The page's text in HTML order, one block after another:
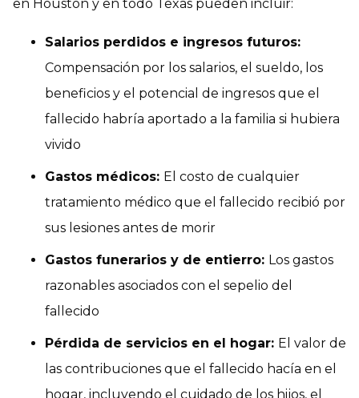
en Houston y en todo Texas pueden incluir:
Salarios perdidos e ingresos futuros:
Compensación por los salarios, el sueldo, los
beneficios y el potencial de ingresos que el
fallecido habría aportado a la familia si hubiera
vivido
Gastos médicos: El costo de cualquier
tratamiento médico que el fallecido recibió por
sus lesiones antes de morir
Gastos funerarios y de entierro: Los gastos
razonables asociados con el sepelio del
fallecido
Pérdida de servicios en el hogar: El valor de
las contribuciones que el fallecido hacía en el
hogar, incluyendo el cuidado de los hijos, el